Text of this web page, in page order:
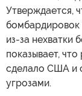
Утверждается,
бомбардировок
из-за нехватки
показывает,
сделало США и
угрозами.